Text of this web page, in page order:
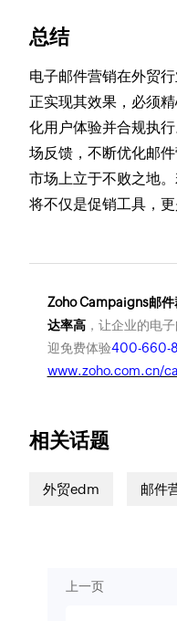
总结
电子邮件营销在外贸
正实现其效果，必须
化用户体验并合规执
场反馈，不断优化邮
市场上立于不败之地
将不仅是促销工具，
Zoho Campaigns邮件
达率高，让企业的电
迎免费体验400-660-
www.zoho.com.cn/
相关话题
外贸edm 邮件
上一页